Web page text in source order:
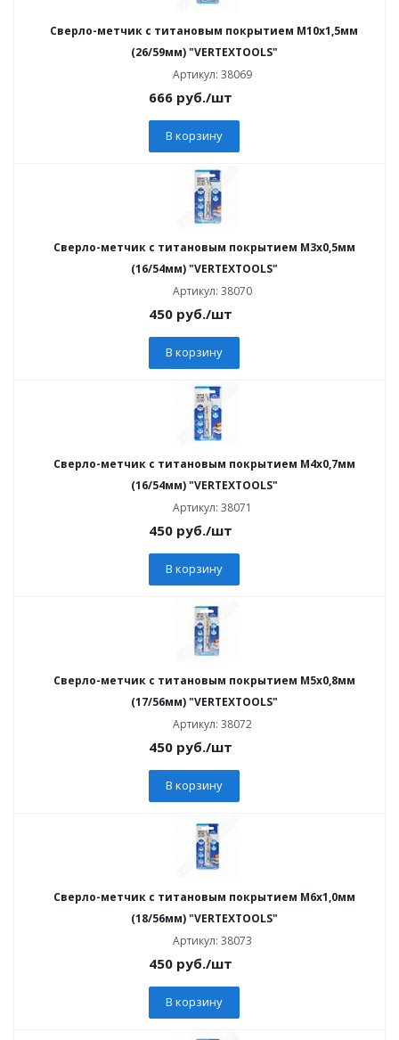
Сверло-метчик с титановым покрытием М10х1,5мм
(26/59мм) "VERTEXTOOLS"
Артикул: 38069
666 руб./шт
В корзину
Сверло-метчик с титановым покрытием М3х0,5мм
(16/54мм) "VERTEXTOOLS"
Артикул: 38070
450 руб./шт
В корзину
Сверло-метчик с титановым покрытием М4х0,7мм
(16/54мм) "VERTEXTOOLS"
Артикул: 38071
450 руб./шт
В корзину
Сверло-метчик с титановым покрытием М5х0,8мм
(17/56мм) "VERTEXTOOLS"
Артикул: 38072
450 руб./шт
В корзину
Сверло-метчик с титановым покрытием М6х1,0мм
(18/56мм) "VERTEXTOOLS"
Артикул: 38073
450 руб./шт
В корзину